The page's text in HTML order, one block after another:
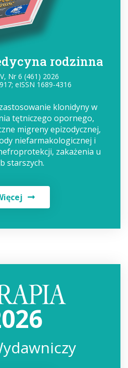
rodzinna
Nr 6 (461) 2026
eISSN 1689-4316
klonidyny w
tętniczego opornego,
migreny epizodycznej,
niefarmakologicznej i
zakażenia u
starszych.